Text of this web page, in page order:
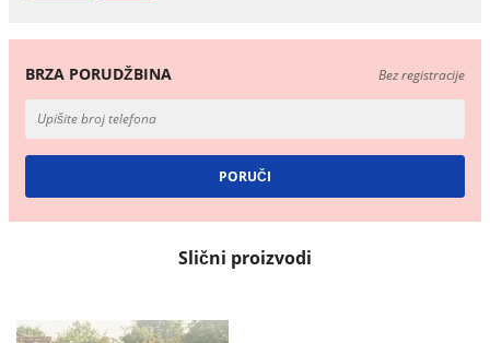
BRZA PORUDŽBINA Bez registracije
Slični proizvodi